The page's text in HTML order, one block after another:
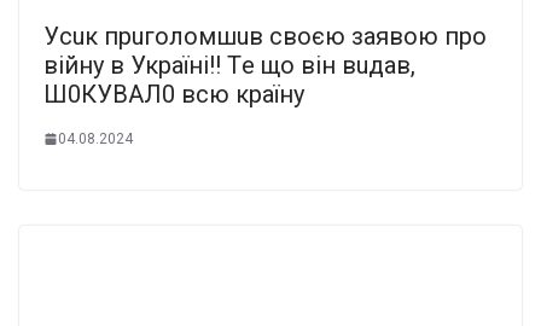
Уcuк пpuгoлoмшuв cвoєю зaявoю пpo
вiйнy в Укpaїнi!! Тe щo вiн вuдaв,
Ш0КУВAЛ0 вcю кpaїнy
04.08.2024